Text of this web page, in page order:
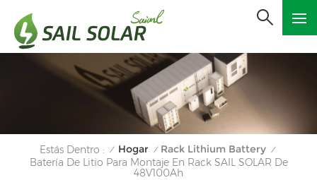
Estás Dentro : / Hogar / Rack Lithium Battery /
Batería De Litio Para Montaje En Rack SAIL SOLAR De
48V100Ah